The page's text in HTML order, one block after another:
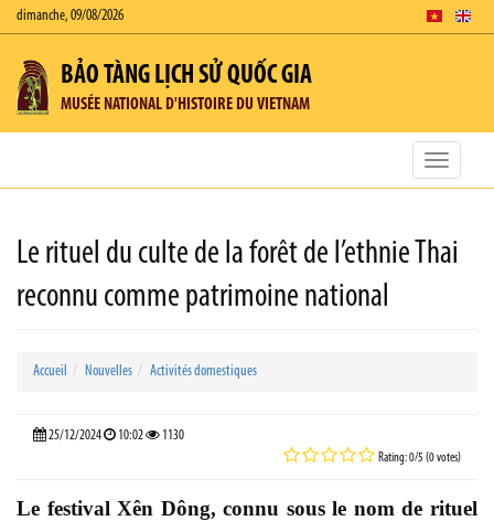
dimanche, 09/08/2026
BẢO TÀNG LỊCH SỬ QUỐC GIA
MUSÉE NATIONAL D'HISTOIRE DU VIETNAM
Toggle
Le rituel du culte de la forêt de l’ethnie Thai
reconnu comme patrimoine national
Accueil Nouvelles Activités domestiques
25/12/2024 10:02 1130
Rating: 0/5 (0 votes)
Le festival Xên Dông, connu sous le nom de rituel